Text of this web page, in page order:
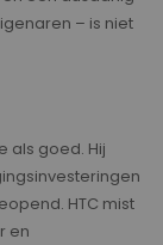
– is niet
als goed. Hij
HTC mist
en